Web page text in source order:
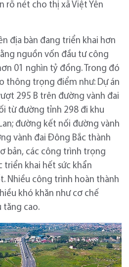
rõ nét cho thị xã Việt Yên
địa bàn đang triển khai hơn
nguồn vốn đầu tư công
01 nghìn tỷ đồng. Trong đó
thông trọng điểm như: Dự án
295 B trên đường vành đai
từ đường tỉnh 298 đi khu
đường kết nối đường vành
vành đai Đông Bắc thành
bản, các công trình trọng
triển khai hết sức khẩn
Nhiều công trình hoàn thành
khó khăn như cơ chế
tăng cao.